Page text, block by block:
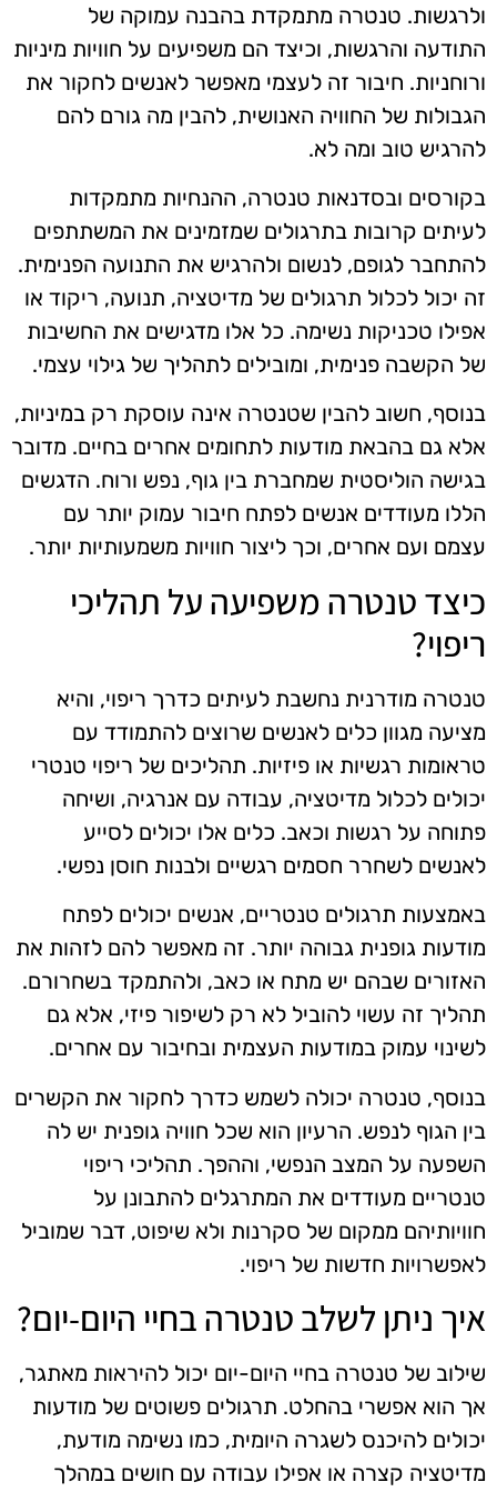
ולרגשות. טנטרה מתמקדת בהבנה עמוקה של
התודעה והרגשות, וכיצד הם משפיעים על חוויות מיניות
ורוחניות. חיבור זה לעצמי מאפשר לאנשים לחקור את
הגבולות של החוויה האנושית, להבין מה גורם להם
להרגיש טוב ומה לא.
בקורסים ובסדנאות טנטרה, ההנחיות מתמקדות
לעיתים קרובות בתרגולים שמזמינים את המשתתפים
להתחבר לגופם, לנשום ולהרגיש את התנועה הפנימית.
זה יכול לכלול תרגולים של מדיטציה, תנועה, ריקוד או
אפילו טכניקות נשימה. כל אלו מדגישים את החשיבות
של הקשבה פנימית, ומובילים לתהליך של גילוי עצמי.
בנוסף, חשוב להבין שטנטרה אינה עוסקת רק במיניות,
אלא גם בהבאת מודעות לתחומים אחרים בחיים. מדובר
בגישה הוליסטית שמחברת בין גוף, נפש ורוח. הדגשים
הללו מעודדים אנשים לפתח חיבור עמוק יותר עם
עצמם ועם אחרים, וכך ליצור חוויות משמעותיות יותר.
כיצד טנטרה משפיעה על תהליכי
ריפוי?
טנטרה מודרנית נחשבת לעיתים כדרך ריפוי, והיא
מציעה מגוון כלים לאנשים שרוצים להתמודד עם
טראומות רגשיות או פיזיות. תהליכים של ריפוי טנטרי
יכולים לכלול מדיטציה, עבודה עם אנרגיה, ושיחה
פתוחה על רגשות וכאב. כלים אלו יכולים לסייע
לאנשים לשחרר חסמים רגשיים ולבנות חוסן נפשי.
באמצעות תרגולים טנטריים, אנשים יכולים לפתח
מודעות גופנית גבוהה יותר. זה מאפשר להם לזהות את
האזורים שבהם יש מתח או כאב, ולהתמקד בשחרורם.
תהליך זה עשוי להוביל לא רק לשיפור פיזי, אלא גם
לשינוי עמוק במודעות העצמית ובחיבור עם אחרים.
בנוסף, טנטרה יכולה לשמש כדרך לחקור את הקשרים
בין הגוף לנפש. הרעיון הוא שכל חוויה גופנית יש לה
השפעה על המצב הנפשי, וההפך. תהליכי ריפוי
טנטריים מעודדים את המתרגלים להתבונן על
חוויותיהם ממקום של סקרנות ולא שיפוט, דבר שמוביל
לאפשרויות חדשות של ריפוי.
איך ניתן לשלב טנטרה בחיי היום-יום?
שילוב של טנטרה בחיי היום-יום יכול להיראות מאתגר,
אך הוא אפשרי בהחלט. תרגולים פשוטים של מודעות
יכולים להיכנס לשגרה היומית, כמו נשימה מודעת,
מדיטציה קצרה או אפילו עבודה עם חושים במהלך